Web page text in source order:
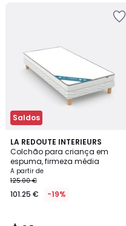
Saldos
LA REDOUTE INTERIEURS
Colchão para criança em
espuma, firmeza média
A partir de
125.00 €
101.25 € -19%
3,5
/ 5